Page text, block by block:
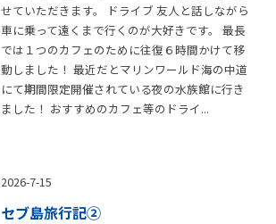
せていただきます。 ドライブ 友人と話しながら
車に乗って遠くまで行くのが大好きです。 最長
では１つのカフェのために往復６時間かけて移
動しました！ 最近だとマリンワールド海の中道
にて期間限定開催されている夜の水族館に行き
ました！ おすすめのカフェ等のドライ...
2026-7-15
セブ島旅行記②